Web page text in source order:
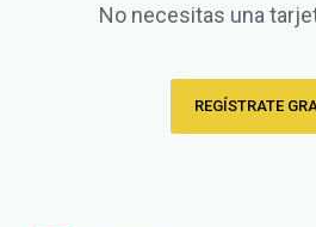
No necesitas una
REGÍSTRATE